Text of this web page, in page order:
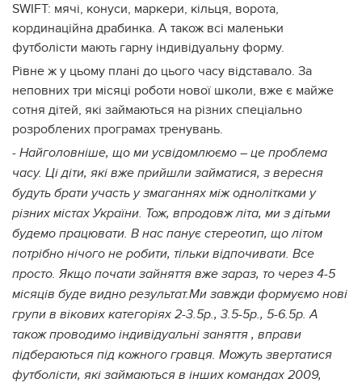
SWIFT: мячі, конуси, маркери, кільця, ворота,
кординаційна драбинка. А також всі маленьки
футболісти мають гарну індивідуальну форму.
Рівне ж у цьому плані до цього часу відставало. За
неповних три місяці роботи нової школи, вже є майже
сотня дітей, які займаються на різних спеціально
розроблених програмах тренувань.
- Найголовніше, що ми усвідомлюємо – це проблема
часу. Ці діти, які вже прийшли займатися, з вересня
будуть брати участь у змаганнях між однолітками у
різних містах України. Тож, впродовж літа, ми з дітьми
будемо працювати. В нас панує стереотип, що літом
потрібно нічого не робити, тільки відпочивати. Все
просто. Якщо почати зайняття вже зараз, то через 4-5
місяців буде видно результат.Ми завжди формуємо нові
групи в вікових категоріях 2-3.5р., 3.5-5р., 5-6.5р. А
також проводимо індивідуальні заняття , вправи
підбераються під кожного гравця. Можуть звертатися
футболісти, які займаються в інших командах 2009,